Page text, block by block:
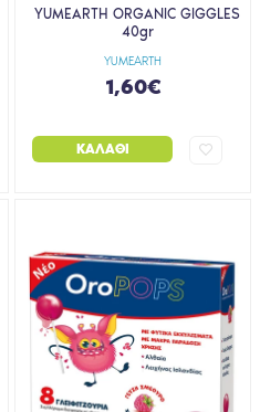
YUMEARTH
YUMEARTH ORGANIC GIGGLES
40gr
1,60€
ΚΑΛΆΘΙ